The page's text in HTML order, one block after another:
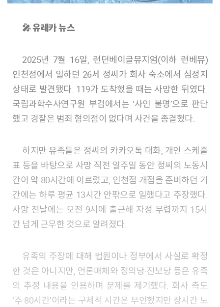
🎤 유레카 뉴스
2025년 7월 16일, 런던베이글뮤지엄(이하 런베뮤)
인천점에서 일하던 26세 정씨가 회사 숙소에서 심정지
상태로 발견됐다. 119가 도착했을 때는 사망한 뒤였다.
국립과학수사연구원 부검에서는 ‘사인 불명’으로 판단
했고 경찰은 범죄 혐의점이 없다며 사건을 종결했다.
하지만 유족들은 정씨의 카카오톡 대화, 개인 스케줄
표 등을 바탕으로 사망 직전 일주일 동안 정씨의 노동시
간이 약 80시간에 이르렀고, 인천점 개점을 준비하던 기
간에는 하루 평균 13시간 안팎으로 일했다고 주장했다.
사망 전날에는 오전 9시에 출근해 자정 무렵까지 15시
간 넘게 근무한 것으로 알려졌다.
유족의 주장에 대해 법원이나 정부에서 사실로 확정
한 것은 아니지만, 언론매체와 정의당·진보당 등은 유족
의 추정 내용을 인용하며 문제를 제기했다. 회사 측도
‘주 80시간’이라는 구체적 시간은 부인했지만 장시간 노